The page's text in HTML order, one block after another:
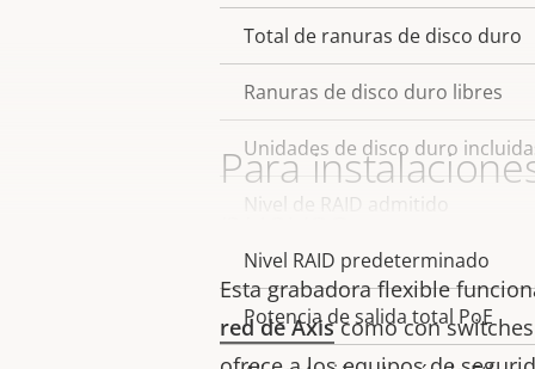
Para
Esta grabadora flexible
red de Axiscomo con
Total de ranuras de disco duro
Ranuras de disco duro libres
Unidades de disco duro
Nivel de RAID admitido
Nivel RAID predeterminado
Potencia de salida total PoE